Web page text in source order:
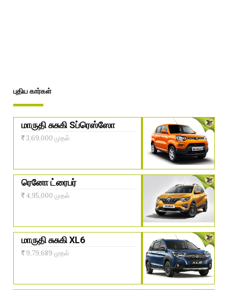
புதிய கார்கள்
மாருதி சுசுகி Sப்ரெஸ்ஸோ
3,69,000 முதல்
ரெனோ ட்ரைபர்
4,95,000 முதல்
மாருதி சுசுகி XL6
9,79,689 முதல்